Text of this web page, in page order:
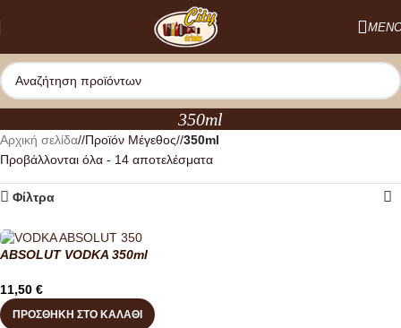
350ml
Αρχική σελίδα/ Προϊόν Μέγεθος/ 350ml
Προβάλλονται όλα - 14 αποτελέσματα
Φίλτρα
ABSOLUT VODKA 350ml
11,50 €
ΠΡΟΣΘΉΚΗ ΣΤΟ ΚΑΛΆΘΙ